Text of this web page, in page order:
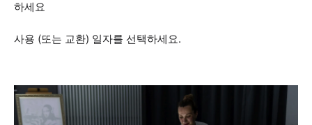
하세요
사용 (또는 교환) 일자를 선택하세요.